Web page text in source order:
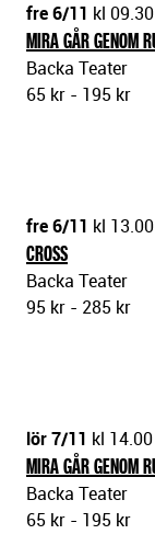
fre 6/11 kl 09.30
MIRA GÅR GENOM
Backa Teater
65 kr - 195 kr
fre 6/11 kl 13.00
CROSS
Backa Teater
95 kr - 285 kr
lör 7/11 kl 14.00
MIRA GÅR GENOM
Backa Teater
65 kr - 195 kr